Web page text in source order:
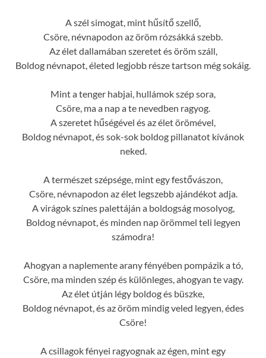
A szél simogat, mint hűsítő szellő,
Csöre, névnapodon az öröm rózsákká szebb.
Az élet dallamában szeretet és öröm száll,
Boldog névnapot, életed legjobb része tartson még sokáig.
Mint a tenger habjai, hullámok szép sora,
Csöre, ma a nap a te nevedben ragyog.
A szeretet hűségével és az élet örömével,
Boldog névnapot, és sok-sok boldog pillanatot kívánok
neked.
A természet szépsége, mint egy festővászon,
Csöre, névnapodon az élet legszebb ajándékot adja.
A virágok színes palettáján a boldogság mosolyog,
Boldog névnapot, és minden nap örömmel teli legyen
számodra!
Ahogyan a naplemente arany fényében pompázik a tó,
Csöre, ma minden szép és különleges, ahogyan te vagy.
Az élet útján légy boldog és büszke,
Boldog névnapot, és az öröm mindig veled legyen, édes
Csöre!
A csillagok fényei ragyognak az égen, mint egy